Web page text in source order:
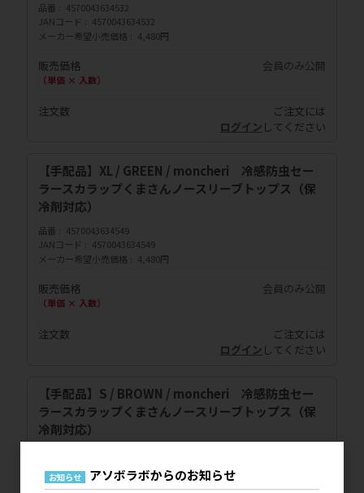
品番
4570043634532
JANコード
4570043634532
メーカー希望小売価格
4,480円
販売価格
（単価 × 入数）
会員のみ公開
注文数
ご注文には
ログイン してください
【手配品】XL / GREEN / moncheri 冷感防虫セー
ラースカラップくまさんノースリーブトップス（保
冷剤対応）
品番
4570043634549
JANコード
4570043634549
メーカー希望小売価格
4,480円
販売価格
（単価 × 入数）
会員のみ公開
注文数
ご注文には
ログイン してください
【手配品】S / BROWN / moncheri 冷感防虫セー
ラースカラップくまさんノースリーブトップス（保
冷剤対応）
4570043634556
メーカー希望小売価格
4,480円
お知らせ アソボラボからのお知らせ